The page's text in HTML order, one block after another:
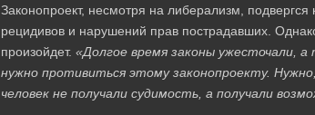
Законопроект, несмотря на либерализм,
рецидивов и нарушений прав пострадавших.
произойдет. «Долгое время законы ужесточали,
нужно противиться этому законопроекту.
человек не получали судимость, а получали